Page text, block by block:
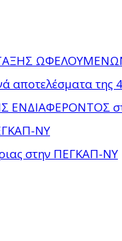
αποτελέσματα
στο
ΝΥ
στην ΠΕΓΚΑΠ-ΝΥ